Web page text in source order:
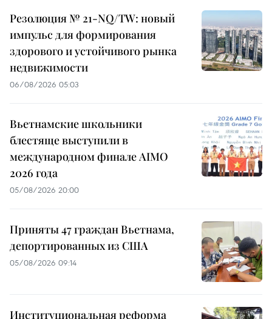
Резолюция № 21-NQ/TW: новый
импульс для формирования
здорового и устойчивого рынка
недвижимости
06/08/2026 05:03
Вьетнамские школьники
блестяще выступили в
международном финале AIMO
2026 года
05/08/2026 20:00
Приняты 47 граждан Вьетнама,
депортированных из США
05/08/2026 09:14
Институциональная реформа